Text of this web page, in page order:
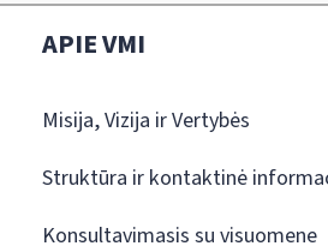
APIE VMI
Misija, Vizija ir Vertybės
Struktūra ir kontaktinė
Konsultavimasis su visuomene